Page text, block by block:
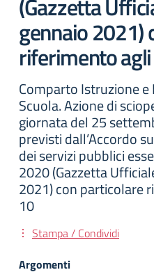
(Gazzetta
gennaio 2021)
riferimento
Comparto Istruzione e
Scuola. Azione di
giornata del 25
previsti dall’Accordo
dei servizi pubblici
2020 (Gazzetta
2021) con particolare
10
Stampa / Condividi
Argomenti